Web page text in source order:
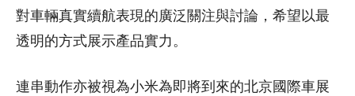
對車輛真實續航表現的廣泛關注與討論，希望以最
透明的方式展示產品實力。
連串動作亦被視為小米為即將到來的北京國際車展